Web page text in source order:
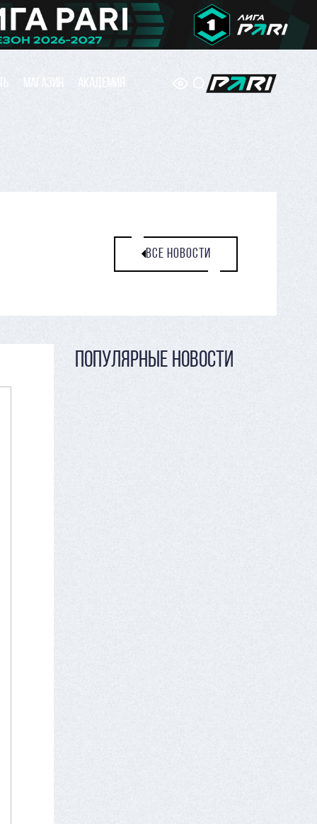
МАГАЗИН АКАДЕМИЯ
ВСЕ НОВОСТИ
ПОПУЛЯРНЫЕ НОВОСТИ